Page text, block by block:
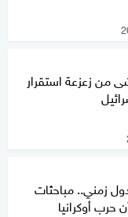
من زعزعة استقرار
زمني.. مباحثات
حرب أوكرانيا